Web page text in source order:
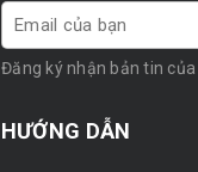
Đăng ký nhận bản tin
HƯỚNG DẪN